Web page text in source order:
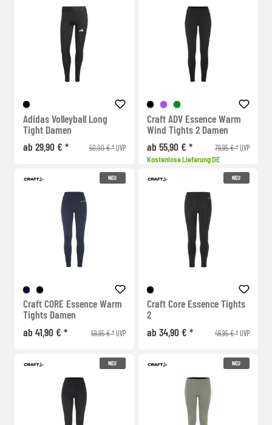
Adidas Volleyball Long
Tight Damen
ab 29,90 € *
50,00 € *UVP
Craft ADV Essence Warm
Wind Tights 2 Damen
ab 55,90 € *
79,95 € *UVP
Kostenlose Lieferung DE
NEU
Craft CORE Essence Warm
Tights Damen
ab 41,90 € *
59,95 € *UVP
NEU
Craft Core Essence Tights
2
ab 34,90 € *
49,95 € *UVP
NEU NEU